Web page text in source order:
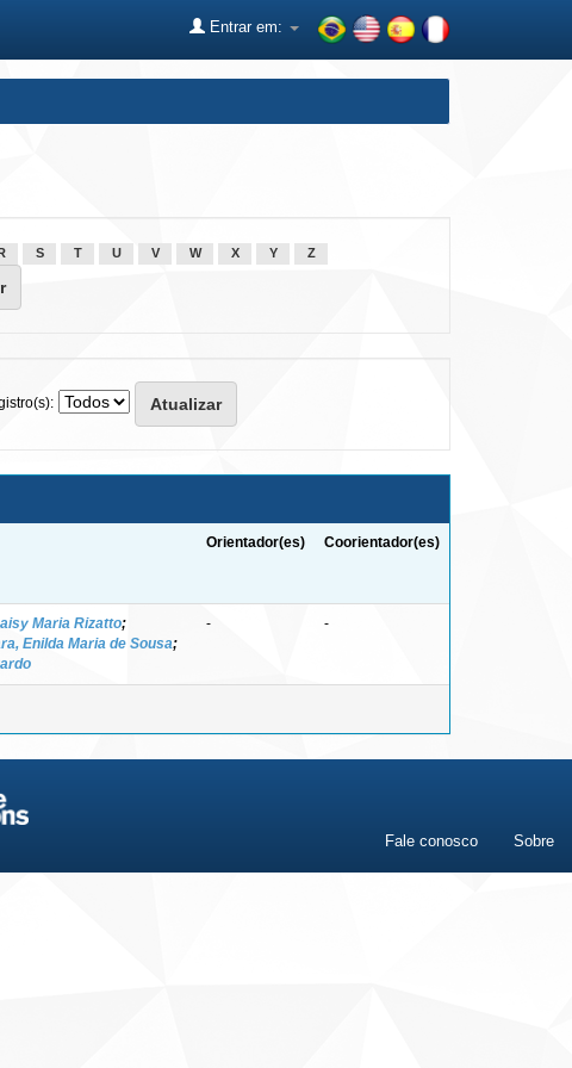
Entrar em:
R S T U V W X Y Z
Orientador(es) Coorientador(es)
Maria Rizatto;
Enilda Maria de Sousa;
- -
Fale conosco Sobre